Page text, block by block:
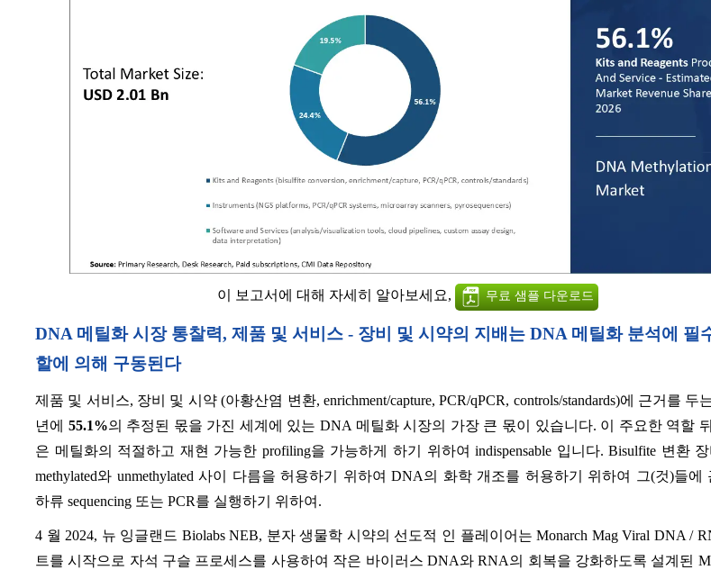
이 보고서에 대해 자세히 알아보세요, 무료 샘플 다운로드
DNA 메틸화 시장 통찰력, 제품 및 서비스 - 장비 및 시약의 지배는 DNA 메틸화 분석에 필
할에 의해 구동된다
제품 및 서비스, 장비 및 시약 (아황산염 변환, enrichment/capture, PCR/qPCR, controls/standards)에 근거를 두
년에 55.1%의 추정된 몫을 가진 세계에 있는 DNA 메틸화 시장의 가장 큰 몫이 있습니다. 이 주요한 역할
은 메틸화의 적절하고 재현 가능한 profiling을 가능하게 하기 위하여 indispensable 입니다. Bisulfite 변환
methylated와 unmethylated 사이 다름을 허용하기 위하여 DNA의 화학 개조를 허용하기 위하여 그(것)들에
하류 sequencing 또는 PCR를 실행하기 위하여.
4 월 2024, 뉴 잉글랜드 Biolabs NEB, 분자 생물학 시약의 선도적 인 플레이어는 Monarch Mag Viral DNA /
트를 시작으로 자석 구슬 프로세스를 사용하여 작은 바이러스 DNA와 RNA의 회복을 강화하도록 설계된